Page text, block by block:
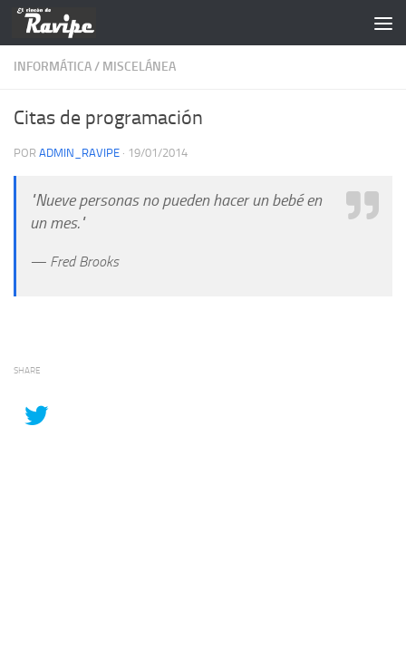
Saltar al contenido
INFORMÁTICA/ MISCELÁNEA
Citas de programación
POR ADMIN_RAVIPE · 19/01/2014
"Nueve personas no pueden hacer un bebé en
un mes."
— Fred Brooks
SHARE